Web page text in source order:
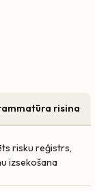
risina
risku reģistrs,
izsekošana